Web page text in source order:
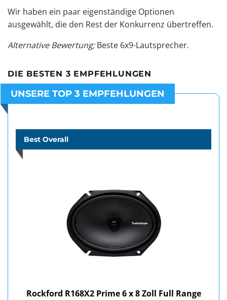
Wir haben ein paar eigenständige Optionen
ausgewählt, die den Rest der Konkurrenz übertreffen.
Alternative Bewertung; Beste 6x9-Lautsprecher.
DIE BESTEN 3 EMPFEHLUNGEN
UNSERE TOP 3 EMPFEHLUNGEN
Best Overall
Rockford R168X2 Prime 6 x 8 Zoll Full Range